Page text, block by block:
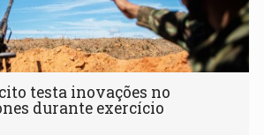
testa inovações no
durante exercício